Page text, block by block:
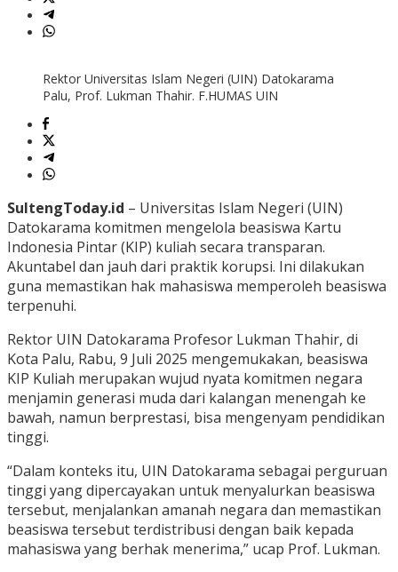
Rektor Universitas Islam Negeri (UIN) Datokarama
Palu, Prof. Lukman Thahir. F.HUMAS UIN
SultengToday.id – Universitas Islam Negeri (UIN)
Datokarama komitmen mengelola beasiswa Kartu
Indonesia Pintar (KIP) kuliah secara transparan.
Akuntabel dan jauh dari praktik korupsi. Ini dilakukan
guna memastikan hak mahasiswa memperoleh beasiswa
terpenuhi.
Rektor UIN Datokarama Profesor Lukman Thahir, di
Kota Palu, Rabu, 9 Juli 2025 mengemukakan, beasiswa
KIP Kuliah merupakan wujud nyata komitmen negara
menjamin generasi muda dari kalangan menengah ke
bawah, namun berprestasi, bisa mengenyam pendidikan
tinggi.
“Dalam konteks itu, UIN Datokarama sebagai perguruan
tinggi yang dipercayakan untuk menyalurkan beasiswa
tersebut, menjalankan amanah negara dan memastikan
beasiswa tersebut terdistribusi dengan baik kepada
mahasiswa yang berhak menerima,” ucap Prof. Lukman.